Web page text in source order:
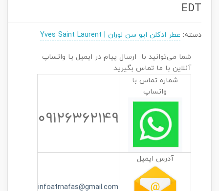
EDT
دسته: عطر ادکلن ایو سن لوران | Yves Saint Laurent
شما می‌توانید با ارسال پیام در ایمیل یا واتساپ
آنلاین با ما تماس بگیرید.
شماره تماس با
واتساپ
۰۹۱۲۶۳۶۲۱۴۹
آدرس ایمیل
infoatrnafas@gmail.com